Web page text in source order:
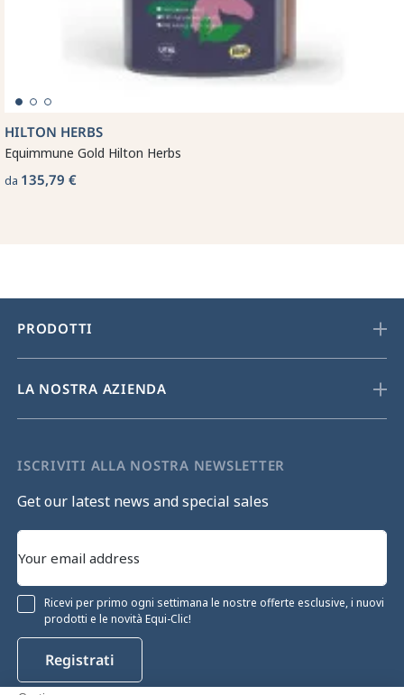
HILTON HERBS
Equimmune Gold Hilton Herbs
da 135,79 €
PRODOTTI
LA NOSTRA AZIENDA
ISCRIVITI ALLA NOSTRA NEWSLETTER
Get our latest news and special sales
Ricevi per primo ogni settimana le nostre offerte esclusive, i nuovi
prodotti e le novità Equi-Clic!
Registrati